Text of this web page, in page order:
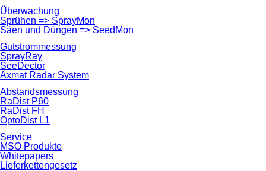
Überwachung
Sprühen => SprayMon
Säen und Düngen => SeedMon
Gutstrom­messung
SprayRay
SeeDector
Axmat Radar System
Abstands­messung
RaDist P60
RaDist FH
OptoDist L1
Service
MSO Produkte
Whitepapers
Lieferkettengesetz